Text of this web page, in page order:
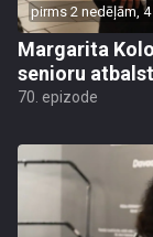
pirms 2 nedēļām,
Margarita
senioru
70. epizode